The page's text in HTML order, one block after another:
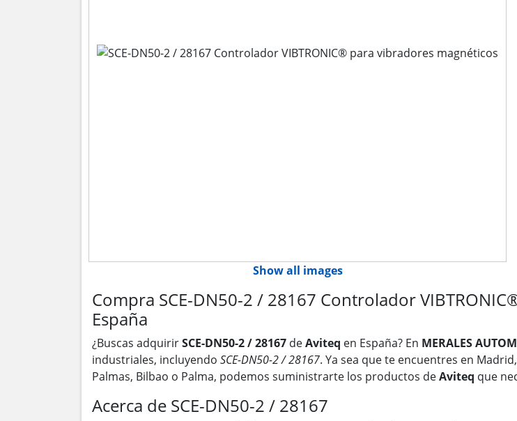
Show all images
Compra SCE-DN50-2 / 28167 Controlador
España
¿Buscas adquirirSCE-DN50-2 / 28167 deAviteq en España? En MERALES
industriales, incluyendo SCE-DN50-2 / 28167. Ya sea que te encuentres en
Palmas, Bilbao o Palma, podemos suministrarte los productos deAviteq que
Acerca de SCE-DN50-2 / 28167